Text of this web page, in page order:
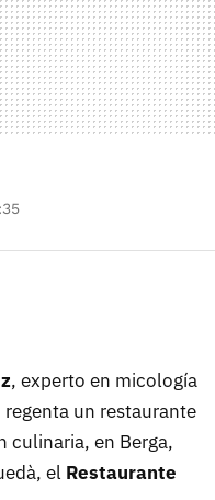
, experto en micología
un restaurante
culinaria, en Berga,
el Restaurante